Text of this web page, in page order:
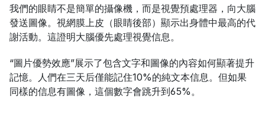
我們的眼睛不是簡單的攝像機，而是視覺預處理器，向大腦
發送圖像。視網膜上皮（眼睛後部）顯示出身體中最高的代
謝活動。這證明大腦優先處理視覺信息。
“圖片優勢效應”展示了包含文字和圖像的內容如何顯著提升
記憶。人們在三天后僅能記住10%的純文本信息。但如果
同樣的信息有圖像，這個數字會跳升到65%。